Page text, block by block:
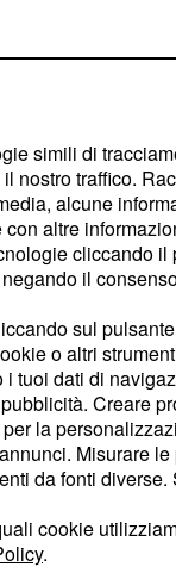
12 ore in
di che
pepatelo
e salvia
d'oliva e
circa 45 minuti,
e
simili di
nostro traffico.
alcune
altre
cliccando il
il
sul pulsante
o altri
i tuoi dati di
Creare
la
Misurare
da fonti
cookie
.